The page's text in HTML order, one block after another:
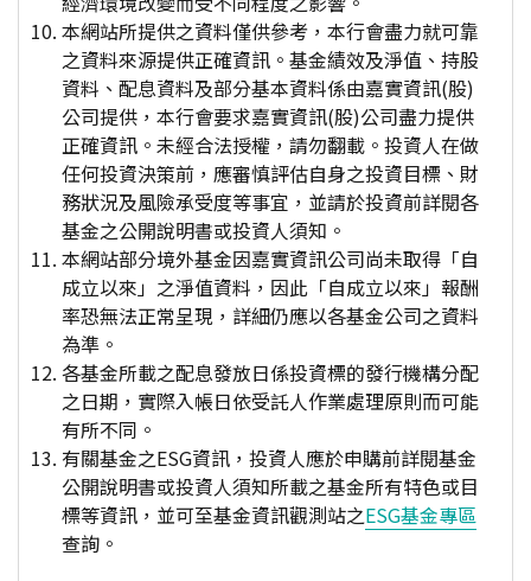
本網站所提供之資料僅供參考，本行會盡力就可靠
之資料來源提供正確資訊。基金績效及淨值、持股
資料、配息資料及部分基本資料係由嘉實資訊(股)
公司提供，本行會要求嘉實資訊(股)公司盡力提供
正確資訊。未經合法授權，請勿翻載。投資人在做
任何投資決策前，應審慎評估自身之投資目標、財
務狀況及風險承受度等事宜，並請於投資前詳閱各
基金之公開說明書或投資人須知。
本網站部分境外基金因嘉實資訊公司尚未取得「自
成立以來」之淨值資料，因此「自成立以來」報酬
率恐無法正常呈現，詳細仍應以各基金公司之資料
為準。
各基金所載之配息發放日係投資標的發行機構分配
之日期，實際入帳日依受託人作業處理原則而可能
有所不同。
有關基金之ESG資訊，投資人應於申購前詳閱基金
公開說明書或投資人須知所載之基金所有特色或目
標等資訊，並可至基金資訊觀測站之ESG基金專區
查詢。